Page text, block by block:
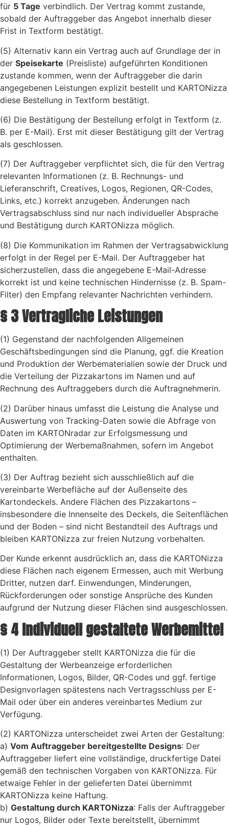
für 5 Tage verbindlich. Der Vertrag kommt zustande,
sobald der Auftraggeber das Angebot innerhalb dieser
Frist in Textform bestätigt.
(5) Alternativ kann ein Vertrag auch auf Grundlage der in
der Speisekarte (Preisliste) aufgeführten Konditionen
zustande kommen, wenn der Auftraggeber die darin
angegebenen Leistungen explizit bestellt und KARTONizza
diese Bestellung in Textform bestätigt.
(6) Die Bestätigung der Bestellung erfolgt in Textform (z.
B. per E-Mail). Erst mit dieser Bestätigung gilt der Vertrag
als geschlossen.
(7) Der Auftraggeber verpflichtet sich, die für den Vertrag
relevanten Informationen (z. B. Rechnungs- und
Lieferanschrift, Creatives, Logos, Regionen, QR-Codes,
Links, etc.) korrekt anzugeben. Änderungen nach
Vertragsabschluss sind nur nach individueller Absprache
und Bestätigung durch KARTONizza möglich.
(8) Die Kommunikation im Rahmen der Vertragsabwicklung
erfolgt in der Regel per E-Mail. Der Auftraggeber hat
sicherzustellen, dass die angegebene E-Mail-Adresse
korrekt ist und keine technischen Hindernisse (z. B. Spam-
Filter) den Empfang relevanter Nachrichten verhindern.
§ 3 Vertragliche Leistungen
(1) Gegenstand der nachfolgenden Allgemeinen
Geschäftsbedingungen sind die Planung, ggf. die Kreation
und Produktion der Werbematerialien sowie der Druck und
die Verteilung der Pizzakartons im Namen und auf
Rechnung des Auftraggebers durch die Auftragnehmerin.
(2) Darüber hinaus umfasst die Leistung die Analyse und
Auswertung von Tracking-Daten sowie die Abfrage von
Daten im KARTONradar zur Erfolgsmessung und
Optimierung der Werbemaßnahmen, sofern im Angebot
enthalten.
(3) Der Auftrag bezieht sich ausschließlich auf die
vereinbarte Werbefläche auf der Außenseite des
Kartondeckels. Andere Flächen des Pizzakartons –
insbesondere die Innenseite des Deckels, die Seitenflächen
und der Boden – sind nicht Bestandteil des Auftrags und
bleiben KARTONizza zur freien Nutzung vorbehalten.
Der Kunde erkennt ausdrücklich an, dass die KARTONizza
diese Flächen nach eigenem Ermessen, auch mit Werbung
Dritter, nutzen darf. Einwendungen, Minderungen,
Rückforderungen oder sonstige Ansprüche des Kunden
aufgrund der Nutzung dieser Flächen sind ausgeschlossen.
§ 4 Individuell gestaltete Werbemittel
(1) Der Auftraggeber stellt KARTONizza die für die
Gestaltung der Werbeanzeige erforderlichen
Informationen, Logos, Bilder, QR-Codes und ggf. fertige
Designvorlagen spätestens nach Vertragsschluss per E-
Mail oder über ein anderes vereinbartes Medium zur
Verfügung.
(2) KARTONizza unterscheidet zwei Arten der Gestaltung:
a) Vom Auftraggeber bereitgestellte Designs: Der
Auftraggeber liefert eine vollständige, druckfertige Datei
gemäß den technischen Vorgaben von KARTONizza. Für
etwaige Fehler in der gelieferten Datei übernimmt
KARTONizza keine Haftung.
b) Gestaltung durch KARTONizza: Falls der Auftraggeber
nur Logos, Bilder oder Texte bereitstellt, übernimmt